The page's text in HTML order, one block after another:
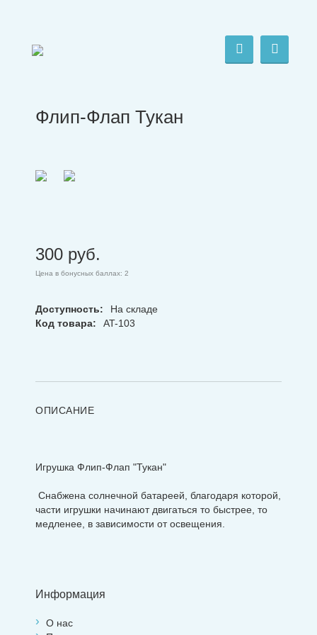
Флип-Флап Тукан
300 руб.
Цена в бонусных баллах: 2
Доступность:
На складе
Код товара:
AT-103
ОПИСАНИЕ
Игрушка Флип-Флап "Тукан"
Снабжена солнечной батареей, благодаря которой,
части игрушки начинают двигаться то быстрее, то
медленее, в зависимости от освещения.
Информация
О нас